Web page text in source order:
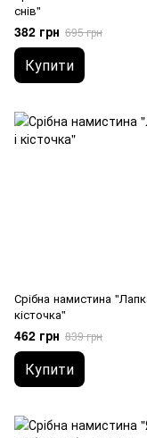
снів"
382 грн 695 грн
Купити
Срібна намистина
кісточка"
462 грн 839 грн
Купити